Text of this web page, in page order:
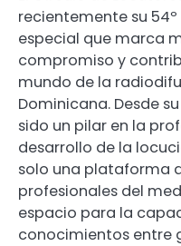
recientemente su
especial que marca
compromiso y
mundo de la
Dominicana. Desde
sido un pilar en la
desarrollo de la
solo una plataforma
profesionales del
espacio para la
conocimientos entre